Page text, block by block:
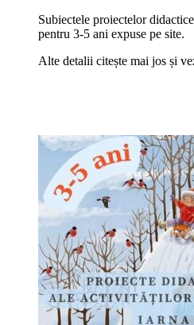
Subiectele proiectelor
pentru 3-5 ani expuse pe site.
Alte detalii citește mai jos și